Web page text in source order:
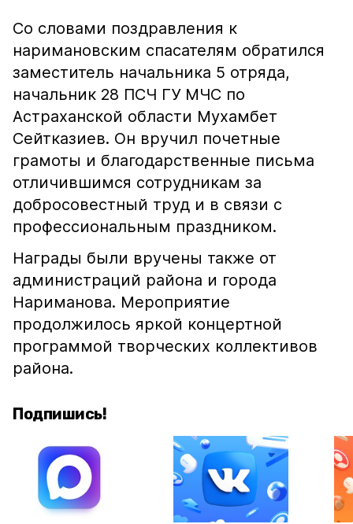
Со словами поздравления к
наримановским спасателям обратился
заместитель начальника 5 отряда,
начальник 28 ПСЧ ГУ МЧС по
Астраханской области Мухамбет
Сейтказиев. Он вручил почетные
грамоты и благодарственные письма
отличившимся сотрудникам за
добросовестный труд и в связи с
профессиональным праздником.
Награды были вручены также от
администраций района и города
Нариманова. Мероприятие
продолжилось яркой концертной
программой творческих коллективов
района.
Подпишись!